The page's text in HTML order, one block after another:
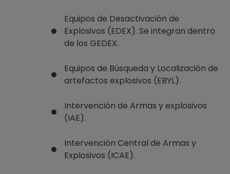
Equipos de Desactivación de
Explosivos (EDEX). Se integran dentro
de los GEDEX.
Equipos de Búsqueda y Localización de
artefactos explosivos (EBYL).
Intervención de Armas y explosivos
(IAE).
Intervención Central de Armas y
Explosivos (ICAE).